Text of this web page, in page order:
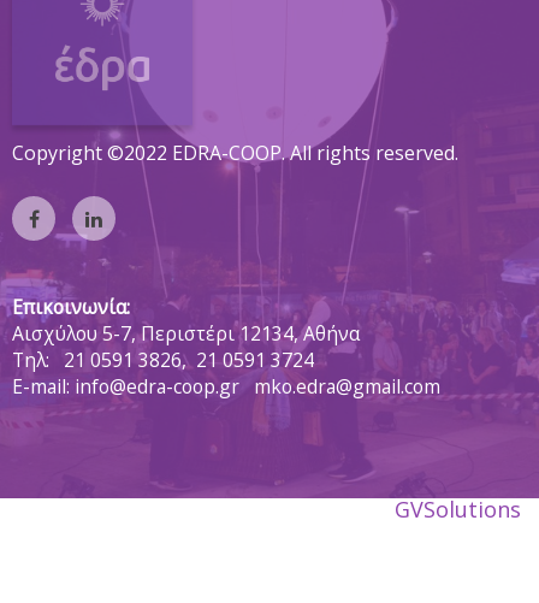
Copyright ©2022 EDRA-COOP. All rights reserved.
Επικοινωνία:
Αισχύλου 5-7, Περιστέρι 12134, Αθήνα
Tηλ:
21 0591 3826, 21 0591 3724
E-mail: info@edra-coop.gr mko.edra@gmail.com
GVSolutions